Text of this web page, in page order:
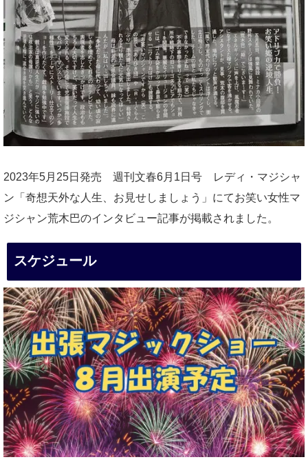
2023年5月25日発売 週刊文春6月1日号 レディ・マジシャ
ン「奇想天外な人生、お見せしましょう」にてお笑い女性マ
ジシャン荒木巴のインタビュー記事が掲載されました。
スケジュール